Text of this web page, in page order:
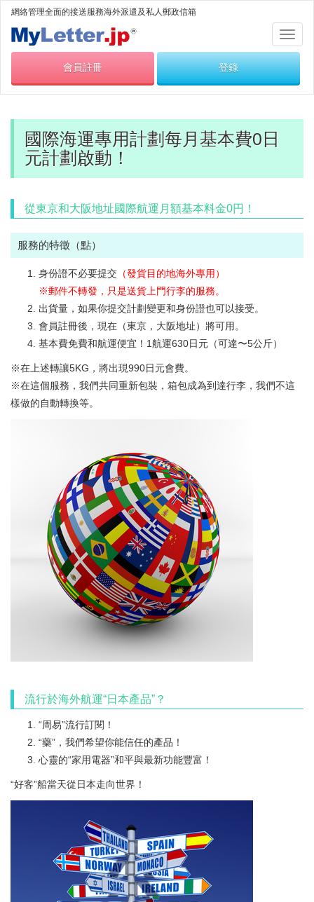
網絡管理全面的接送服務海外派遣及私人郵政信箱
切
換
導
會員註冊 登錄
國際海運專用計劃每月基本費0日
元計劃啟動！
從東京和大阪地址國際航運月額基本料金0円！
服務的特徵（點）
身份證不必要提交 （發貨目的地海外專用）
※郵件不轉發，只是送貨上門行李的服務。
出貨量，如果你提交計劃變更和身份證也可以接受。
會員註冊後，現在（東京，大阪地址）將可用。
基本費免費和航運便宜！ 1航運630日元（可達〜5公斤）
※在上述轉讓5KG，將出現990日元會費。
※在這個服務，我們共同重新包裝，箱包成為到達行李，我們不這
樣做的自動轉換等。
流行於海外航運“日本產品”？
“周易”流行訂閱！
“藥”，我們希望你能信任的產品！
心靈的“家用電器”和平與最新功能豐富！
“好客”船當天從日本走向世界！